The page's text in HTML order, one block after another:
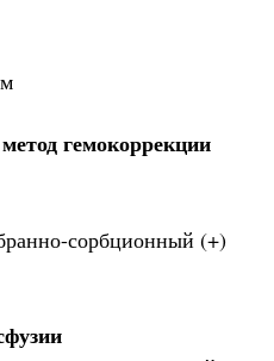
гемокоррекции
сорбционный (+)